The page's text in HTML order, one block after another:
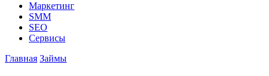
Маркетинг
SMM
SEO
Сервисы
Главная Займы